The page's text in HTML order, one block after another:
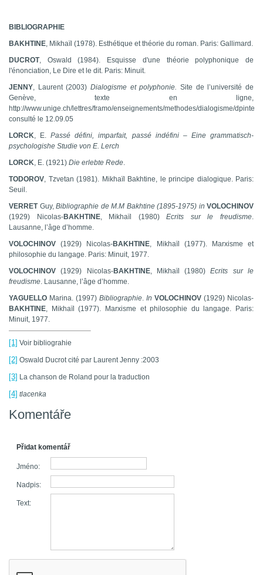
BIBLIOGRAPHIE
BAKHTINE, Mikhaïl (1978). Esthétique et théorie du roman. Paris: Gallimard.
DUCROT, Oswald (1984).
Esquisse d'une théorie polyphonique de
l'énonciation, Le Dire et le dit. Paris: Minuit.
JENNY, Laurent (2003) Dialogisme et polyphonie. Site de l’université de
Genève, texte en ligne,
http://www.unige.ch/lettres/framo/enseignements/methodes/dialogisme/
consulté le 12.09.05
LORCK, E.Passé défini, imparfait, passé indéfini – Eine grammatisch-
psychologishe Studie von E. Lerch
LORCK, E. (1921) Die erlebte Rede.
TODOROV, Tzvetan (1981). Mikhaïl Bakhtine, le principe dialogique. Paris:
Seuil.
VERRET Guy, Bibliographie de M.M Bakhtine (1895-1975) in VOLOCHINOV
(1929) Nicolas-BAKHTINE, Mikhaïl (1980)Ecrits sur le freudisme.
Lausanne, l’âge d’homme.
VOLOCHINOV(1929) Nicolas-BAKHTINE, Mikhaïl (1977).
Marxisme et
philosophie du langage. Paris: Minuit, 1977.
VOLOCHINOV(1929) Nicolas-BAKHTINE, Mikhaïl(1980)Ecrits sur le
freudisme. Lausanne, l’âge d’homme.
YAGUELLO Marina. (1997) Bibliographie. In VOLOCHINOV (1929) Nicolas-
BAKHTINE, Mikhaïl(1977). Marxisme et philosophie du langage. Paris:
Minuit, 1977.
[1] Voir bibliograhie
[2] Oswald Ducrot cité par Laurent Jenny :2003
[3] La chanson de Roland pour la traduction
[4] tlacenka
Komentáře
Přidat komentář
Jméno:
Nadpis:
Text: